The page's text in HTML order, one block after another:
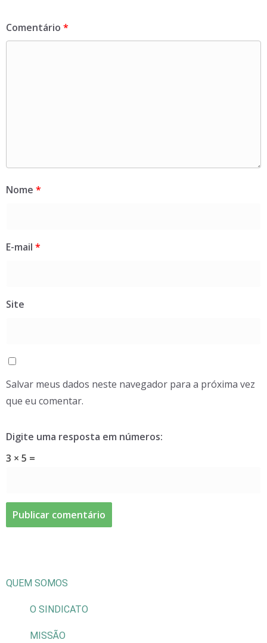
Comentário *
Nome *
E-mail *
Site
Salvar meus dados neste navegador para a próxima vez
que eu comentar.
Digite uma resposta em números:
3 × 5 =
QUEM SOMOS
O SINDICATO
MISSÃO